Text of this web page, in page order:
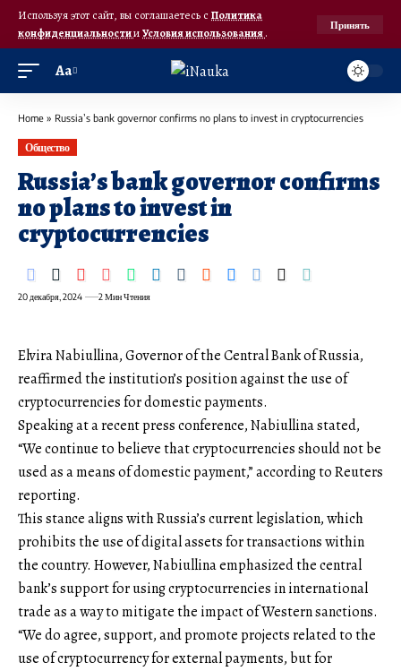
Используя этот сайт, вы соглашаетесь с Политика
конфиденциальностииУсловия использования.
Принять
Аа
Home » Russia’s bank governor confirms no plans to invest in cryptocurrencies
Общество
Russia’s bank governor confirms
no plans to invest in
cryptocurrencies
20 декабря, 2024 2 Мин Чтения
Elvira Nabiullina, Governor of the Central Bank of Russia,
reaffirmed the institution’s position against the use of
cryptocurrencies for domestic payments.
Speaking at a recent press conference, Nabiullina stated,
“We continue to believe that cryptocurrencies should not be
used as a means of domestic payment,” according to Reuters
reporting.
This stance aligns with Russia’s current legislation, which
prohibits the use of digital assets for transactions within
the country. However, Nabiullina emphasized the central
bank’s support for using cryptocurrencies in international
trade as a way to mitigate the impact of Western sanctions.
“We do agree, support, and promote projects related to the
use of cryptocurrency for external payments, but for